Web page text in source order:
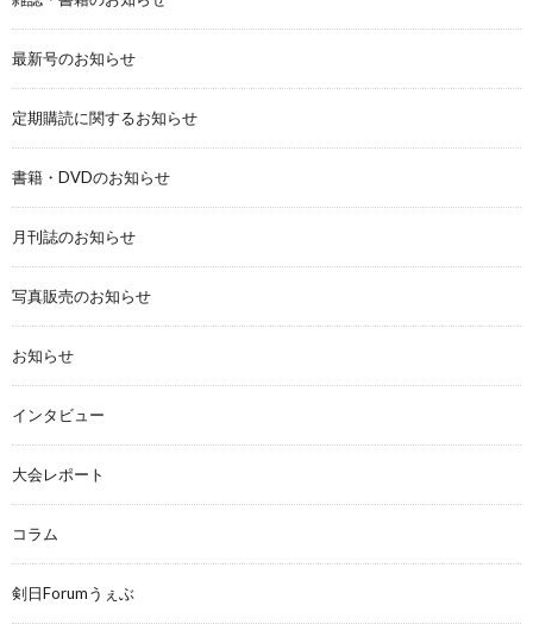
最新号のお知らせ
定期購読に関するお知らせ
書籍・DVDのお知らせ
月刊誌のお知らせ
写真販売のお知らせ
お知らせ
インタビュー
大会レポート
コラム
剣日Forumうぇぶ